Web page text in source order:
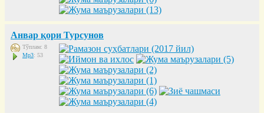
Анвар қори Турсунов
Тўплам: 8
Mp3: 53